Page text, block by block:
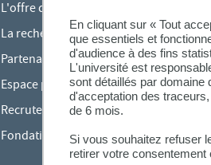
En cliquant sur « Tout
que essentiels et
d'audience à des fins
L'université est
sont détaillés par domaine
d'acceptation des
de 6 mois.
Si vous souhaitez refuser
retirer votre
L'offre de formation
La recherche à l'UPEC
Partenariats
Espace presse
Recrutement
Fondation